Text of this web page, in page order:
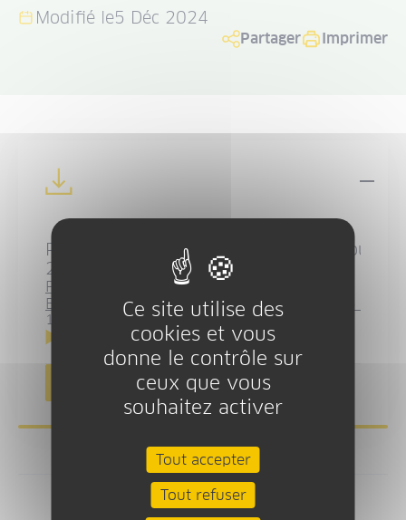
Modifié le5 Déc 2024
Partager Imprimer
Programme de développement rural
2014-2022
PDR-
16.19 Mo
Téléchargement
Télécharger toutes les ressources
Ce site utilise des
cookies et vous
donne le contrôle sur
ceux que vous
souhaitez activer
Tout accepter
Tout refuser